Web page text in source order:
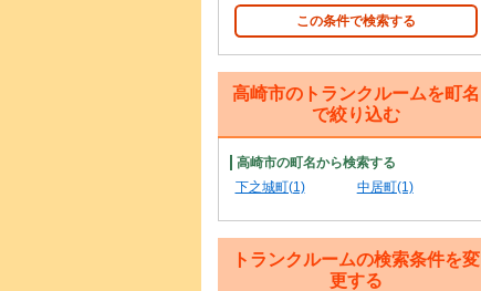
この条件で検索する
高崎市のトランクルームを町名
で絞り込む
高崎市の町名から検索する
下之城町(1)
中居町(1)
トランクルームの検索条件を変
更する